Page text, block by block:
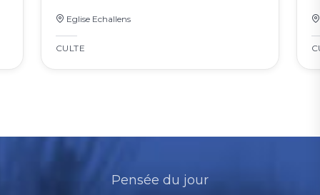
Eglise Echallens
CULTE
Pensée du jour